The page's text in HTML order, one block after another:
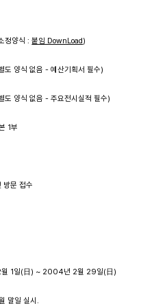
정양식 :
붙임 DownLoad)
도 양식 없음 - 예산기획서 필수)
도 양식 없음 - 주요전시실적 필수)
1부
방문 접수
월 1일(日) ~ 2004년 2월 29일(日)
말일 실시.